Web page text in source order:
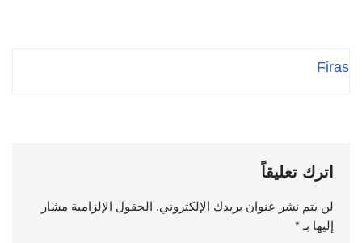
Firas
اترك تعليقاً
لن يتم نشر عنوان بريدك الإلكتروني. الحقول الإلزامية مشار
إليها بـ *